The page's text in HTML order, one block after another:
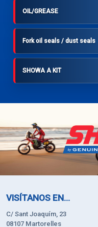
OIL/GREASE
Fork oil seals / dust seals
SHOWA A KIT
VISÍTANOS EN...
C/ Sant Joaquím, 23
08107 Martorelles